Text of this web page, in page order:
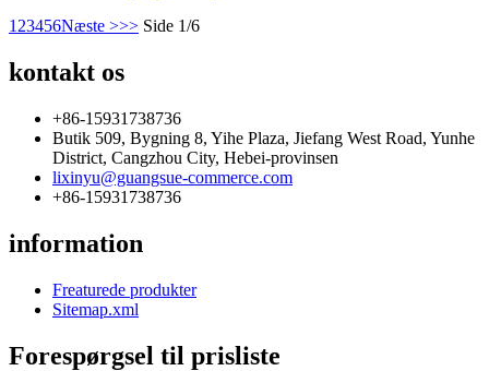
1 23456Næste >>> Side 1/6
kontakt os
+86-15931738736
Butik 509, Bygning 8, Yihe Plaza, Jiefang West Road, Yunhe
District, Cangzhou City, Hebei-provinsen
lixinyu@guangsue-commerce.com
+86-15931738736
information
Freaturede produkter
Sitemap.xml
Forespørgsel til prisliste